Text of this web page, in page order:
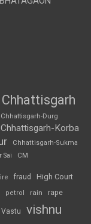
Chhattisgarh
Chhattisgarh-Durg
Chhattisgarh-Korba
Chhattisgarh-Sukma
Sai CM
fraud High Court
petrol rain rape
Vastu vishnu